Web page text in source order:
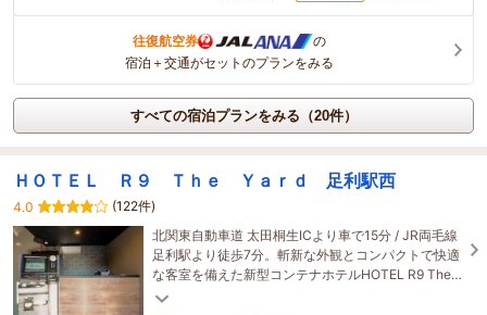
往復航空券
の
宿泊＋交通がセットのプランをみる
すべての宿泊プランをみる（20件）
ＨＯＴＥＬ Ｒ９ Ｔｈｅ Ｙａｒｄ 足利駅西
4.0
(122件)
北関東自動車道 太田桐生ICより車で15分 / JR両毛線
足利駅より徒歩7分。斬新な外観とコンパクトで快適
な客室を備えた新型コンテナホテルHOTEL R9 The
Yard（ホテルアールナイン ザ・ヤード）誕生。